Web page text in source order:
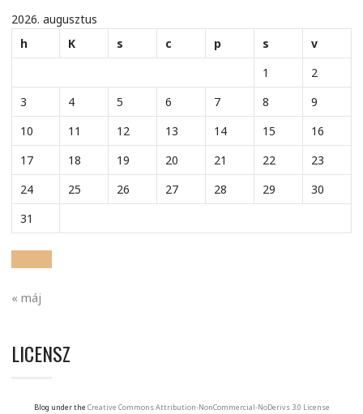
2026. augusztus
h
K s c p s
v
1
2
3
4 5 6 7 8
9
10
11 12 13 14 15
16
17
18 19 20 21 22
23
24
25 26 27 28 29
30
31
« máj
LICENSZ
Blog under the Creative Commons Attribution-NonCommercial-NoDerivs 3.0 License